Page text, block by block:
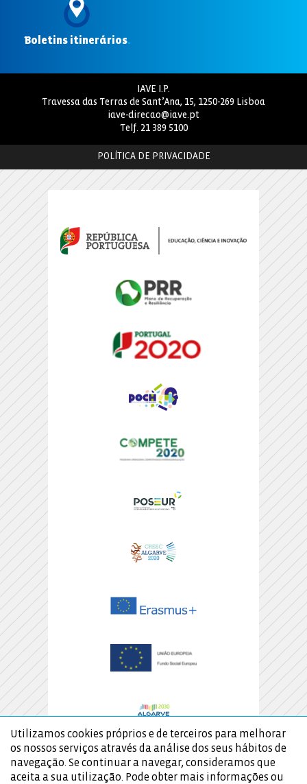
Boletins itinerários.
IAVE I.P.
Travessa das Terras de Sant’Ana, 15, 1250-269 Lisboa
iave-direcao@iave.pt
Telf. 21 389 5100
POLÍTICA DE PRIVACIDADE
Utilizamos cookies próprios e de terceiros para melhorar
os nossos serviços através da análise dos seus hábitos de
navegação. Se continuar a navegar, consideramos que
aceita a sua utilização. Pode obter mais informações ou